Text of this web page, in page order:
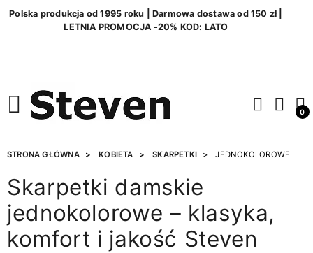
Polska produkcja od 1995 roku | Darmowa dostawa od 150 zł |
LETNIA PROMOCJA -20% KOD: LATO
0
STRONA GŁÓWNA KOBIETA SKARPETKI JEDNOKOLOROWE
Skarpetki damskie
jednokolorowe – klasyka,
komfort i jakość Steven